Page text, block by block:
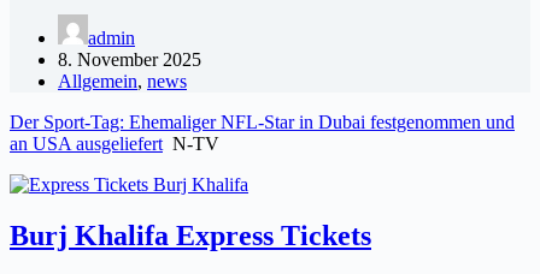
admin
8. November 2025
Allgemein, news
Der Sport-Tag: Ehemaliger NFL-Star in Dubai festgenommen und
an USA ausgeliefert N-TV
Burj Khalifa Express Tickets